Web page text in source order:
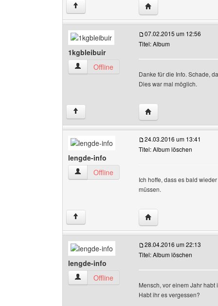
↑ Website dieses
1kgbleibuir
1kgbleibuir Benutzer-Profile anzeigen
Offline
07.02.2015 um 12:56
Titel: Album
Danke für die Info. Schade,
Dies war mal möglich.
↑ Website dieses
lengde-info
lengde-info Benutzer-Profile anzeigen
Offline
24.03.2016 um 13:41
Titel: Album löschen
Ich hoffe, dass es bald
müssen.
↑ Website dieses
lengde-info
lengde-info Benutzer-Profile anzeigen
Offline
28.04.2016 um 22:13
Titel: Album löschen
Mensch, vor einem Jahr
Habt ihr es vergessen?